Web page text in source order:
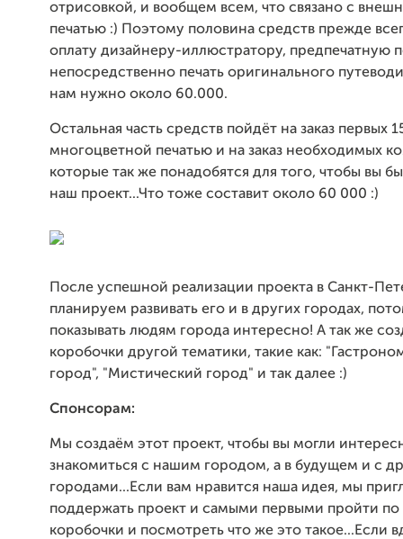
отрисовкой, и вообщем всем, что связано с
печатью :) Поэтому половина средств прежде
оплату дизайнеру-иллюстратору, предпечатную
непосредственно печать оригинального
нам нужно около 60.000.
Остальная часть средств пойдёт на заказ первых
многоцветной печатью и на заказ необходимых
которые так же понадобятся для того, чтобы вы
наш проект...Что тоже составит около 60 000 :)
После успешной реализации проекта в Санкт-
планируем развивать его и в других городах,
показывать людям города интересно! А так же
коробочки другой тематики, такие как:
город", "Мистический город" и так далее :)
Спонсорам:
Мы создаём этот проект, чтобы вы могли
знакомиться с нашим городом, а в будущем и с
городами...Если вам нравится наша идея, мы
поддержать проект и самыми первыми пройти
коробочки и посмотреть что же это такое...Если